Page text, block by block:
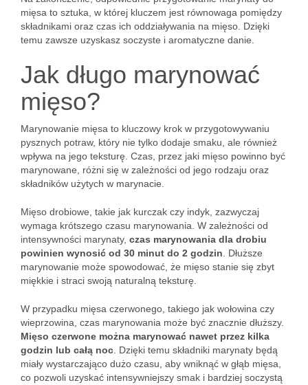
mięsa to sztuka, w której kluczem jest równowaga pomiędzy
składnikami oraz czas ich oddziaływania na mięso. Dzięki
temu zawsze uzyskasz soczyste i aromatyczne danie.
Jak długo marynować
mięso?
Marynowanie mięsa to kluczowy krok w przygotowywaniu
pysznych potraw, który nie tylko dodaje smaku, ale również
wpływa na jego teksturę. Czas, przez jaki mięso powinno być
marynowane, różni się w zależności od jego rodzaju oraz
składników użytych w marynacie.
Mięso drobiowe, takie jak kurczak czy indyk, zazwyczaj
wymaga krótszego czasu marynowania. W zależności od
intensywności marynaty, czas marynowania dla drobiu
powinien wynosić od 30 minut do 2 godzin . Dłuższe
marynowanie może spowodować, że mięso stanie się zbyt
miękkie i straci swoją naturalną teksturę.
W przypadku mięsa czerwonego, takiego jak wołowina czy
wieprzowina, czas marynowania może być znacznie dłuższy.
Mięso czerwone można marynować nawet przez kilka
godzin lub całą noc . Dzięki temu składniki marynaty będą
miały wystarczająco dużo czasu, aby wniknąć w głąb mięsa,
co pozwoli uzyskać intensywniejszy smak i bardziej soczystą